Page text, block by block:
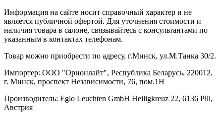
Информация на сайте носит справочный характер и не
является публичной офертой. Для уточнения стоимости и
наличия товара в салоне, связывайтесь с консультантами по
указанным в контактах телефонам.
Товар можно приобрести по адресу, г.Минск, ул.М.Танка 30/2.
Импортер: ООО "Орионлайт", Республика Беларусь, 220012,
г. Минск, проспект Независимости, 76, пом.1Н
Производитель: Eglo Leuchten GmbH Heiligkreuz 22, 6136 Pill,
Австрия